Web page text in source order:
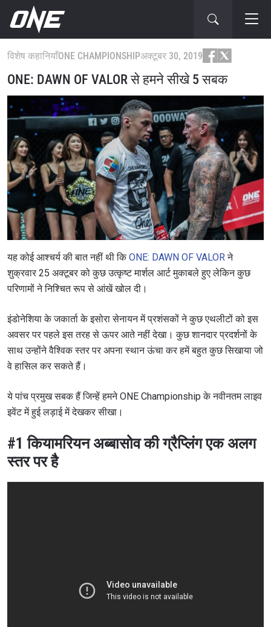
विशेष कहानियाँONE CHAMPIONSHIPअक्टूबर 30, 2019
ONE: DAWN OF VALOR से हमने सीखे 5 सबक
यह कोई आश्चर्य की बात नहीं थी किONE: DAWN OF VALOR ने
शुक्रवार 25 अक्टूबर को कुछ उत्कृष्ट मार्शल आर्ट मुकाबले हुए लेकिन कुछ
परिणामों ने निश्चित रूप से आंखें खोल दी।
इंडोनेशिया के जकार्ता के इसोरा सेनायन में प्रशंसकों ने कुछ एथलीटों को इस
अवसर पर पहले इस तरह से ऊपर आते नहीं देखा। कुछ शानदार प्रदर्शनों के
साथ उन्होंने वैश्विक स्तर पर अपना स्थान ऊंचा कर हमें बहुत कुछ सिखाया जो
वे हासिल कर सकते हैं।
ये पांच प्रमुख सबक हैं जिन्हें हमने ONE Championship के नवीनतम लाइव
इवेंट में हुई लड़ाई में देखकर सीखा।
#1 कियामरियन अब्बासोव की ग्रैप्लिंग एक अलग
स्तर पर है